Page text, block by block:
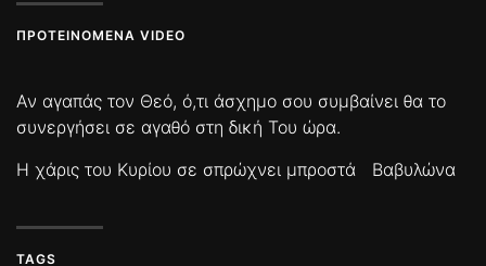
ΠΡΟΤΕΙΝΌΜΕΝΑ VIDEO
Αν αγαπάς τον Θεό, ό,τι άσχημο σου συμβαίνει θα το
συνεργήσει σε αγαθό στη δική Του ώρα.
Η χάρις του Κυρίου σε σπρώχνει μπροστά
Βαβυλώνα
TAGS